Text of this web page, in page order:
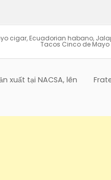
cigar, Ecuadorian habano,
Tacos Cinco de Mayo
xuất tại NACSA, lên